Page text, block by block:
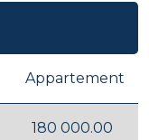
Appartement
180 000.00